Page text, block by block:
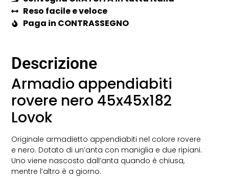
Reso facile e veloce
Paga in CONTRASSEGNO
Descrizione
Armadio appendiabiti
rovere nero 45x45x182
Lovok
Originale armadietto appendiabiti nel colore rovere
e nero. Dotato di un’anta con maniglia e due ripiani.
Uno viene nascosto dall’anta quando è chiusa,
mentre l’altro è a giorno.